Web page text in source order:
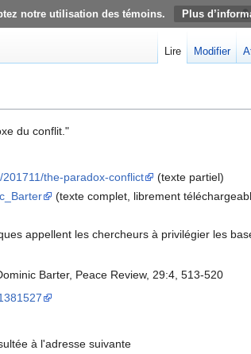
notre utilisation des témoins. Plus
du conflit."
the-paradox-conflict
(texte partiel)
(texte complet, librement
appellent les chercheurs à privilégier les
Barter, Peace Review, 29:4, 513-520
à l'adresse suivante
Lire Modifier